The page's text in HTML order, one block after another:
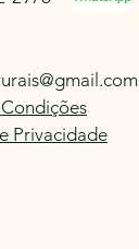
Privacidade